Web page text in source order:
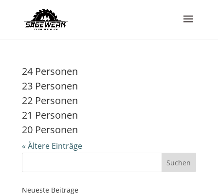
24 Personen
23 Personen
22 Personen
21 Personen
20 Personen
« Ältere Einträge
Neueste Beiträge